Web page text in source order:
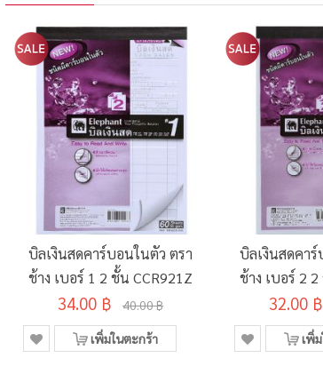
บิลเงินสดคาร์บอนในตัว ตรา
ช้าง เบอร์ 1 2 ชั้น CCR921Z
34.00 ฿ 40.00 ฿
เพิ่มในตะกร้า
บิลเงินสดคา
ช้าง เบอร์ 2
32.00 ฿
เพิ่